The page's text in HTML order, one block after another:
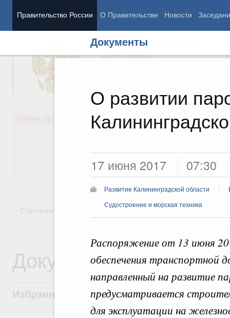
Правительство России О Правительстве Новости
Документы
О развитии
17 июня 2017 07:30
Развитие Калининградской области
Судостроение и морская техника
Распоряжение от 13 июня
обеспечения транспортной
направленный на развитие
предусматривается
для эксплуатации на
Председатель Правительства
Вице-премьеры
Работа Правительства
Демография
Здоровье
Общество
Государство
Стратегии Государственные программы
Документы
Избранные документы со справками к